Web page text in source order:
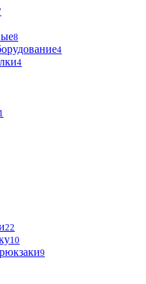
8
4
4
1
22
10
9